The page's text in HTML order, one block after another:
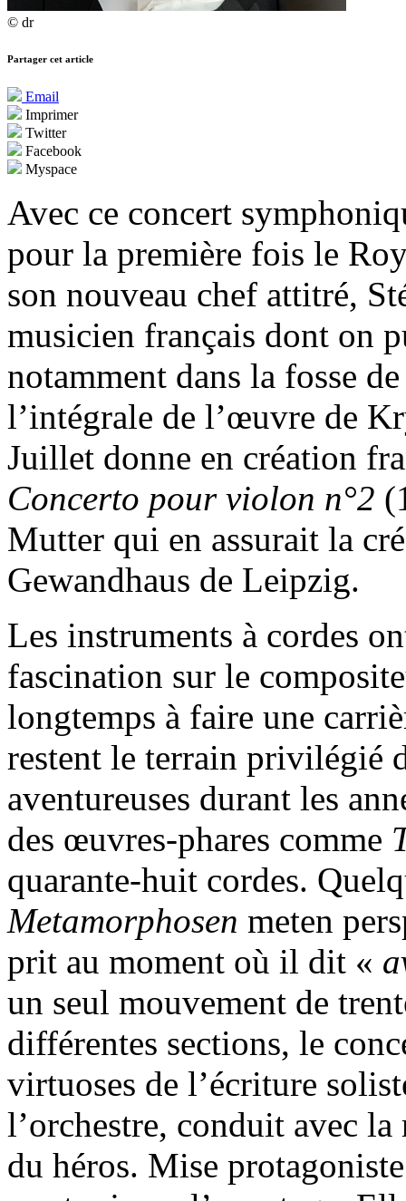
© dr
Partager cet article
Email
Imprimer
Twitter
Facebook
Myspace
Avec ce concert
pour la première fois le
son nouveau chef attitré,
musicien français dont on
notamment dans la fosse
l’intégrale de l’œuvre de
Juillet donne en création
Concerto pour violon n°2
Mutter qui en assurait la
Gewandhaus de Leipzig.
Les instruments à cordes
fascination sur le
longtemps à faire une
restent le terrain privilégié
aventureuses durant les
des œuvres-phares comme
quarante-huit cordes.
Metamorphosen meten
prit au moment où il dit «
un seul mouvement de
différentes sections, le
virtuoses de l’écriture
l’orchestre, conduit avec
du héros. Mise